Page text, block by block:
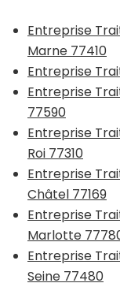
Entreprise
Marne 77410
Entreprise
Entreprise
77590
Entreprise
Roi 77310
Entreprise
Châtel 77169
Entreprise
Marlotte
Entreprise
Seine 77480